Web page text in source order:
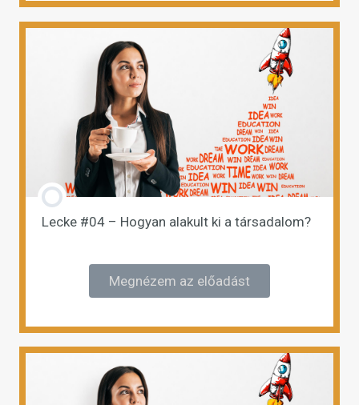
Lecke #04 – Hogyan alakult ki a társadalom?
Megnézem az előadást